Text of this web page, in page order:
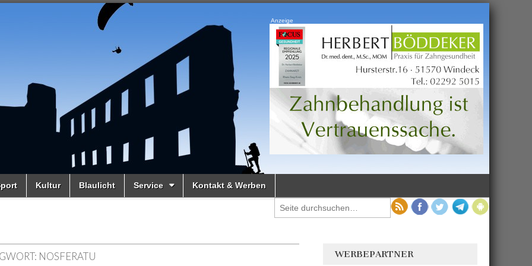
Anzeige
Kultur Blaulicht Service Kontakt & Werben
NOSFERATU WERBEPARTNER